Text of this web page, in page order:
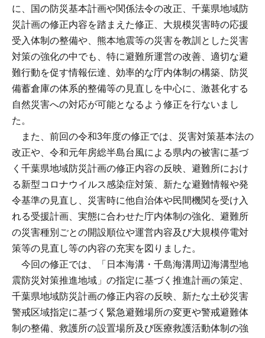
に、国の防災基本計画や関係法令の改正、千葉県地域防
災計画の修正内容を踏まえた修正、大規模災害時の応援
受入体制の整備や、熊本地震等の災害を教訓とした災害
対策の強化の中でも、特に避難所運営の改善、適切な避
難行動を促す情報伝達、効率的な庁内体制の構築、防災
備蓄倉庫の体系的整備等の見直しを中心に、激甚化する
自然災害への対応が可能となるよう修正を行ないまし
た。
また、前回の令和3年度の修正では、災害対策基本法の
改正や、令和元年房総半島台風による県内の被害に基づ
く千葉県地域防災計画の修正内容の反映、避難所におけ
る新型コロナウイルス感染症対策、新たな避難情報や発
令基準の見直し、災害時に他自治体や民間機関を受け入
れる受援計画、実態に合わせた庁内体制の強化、避難所
の災害種別ごとの開設順位や運営内容及び大規模停電対
策等の見直し等の内容の充実を図りました。
今回の修正では、「日本海溝・千島海溝周辺海溝型地
震防災対策推進地域」の指定に基づく推進計画の策定、
千葉県地域防災計画の修正内容の反映、新たな土砂災害
警戒区域指定に基づく緊急避難場所の変更や警戒避難体
制の整備、救護所の設置場所及び医療救護活動体制の強